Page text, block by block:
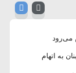
می‌رود
به اتهام